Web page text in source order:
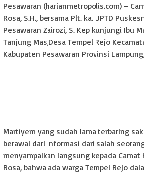
Pesawaran (harianmetropolis.com) –
Rosa, S.H., bersama Plt. ka. UPTD
Pesawaran Zairozi, S. Kep kunjungi Ibu
Tanjung Mas,Desa Tempel Rejo
Kabupaten Pesawaran Provinsi
Martiyem yang sudah lama terbaring
berawal dari informasi dari salah
menyampaikan langsung kepada Camat
Rosa, bahwa ada warga Tempel Rejo